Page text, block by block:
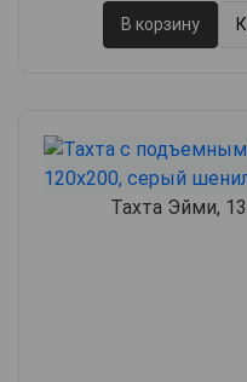
В корзину
Тахта Эйми,